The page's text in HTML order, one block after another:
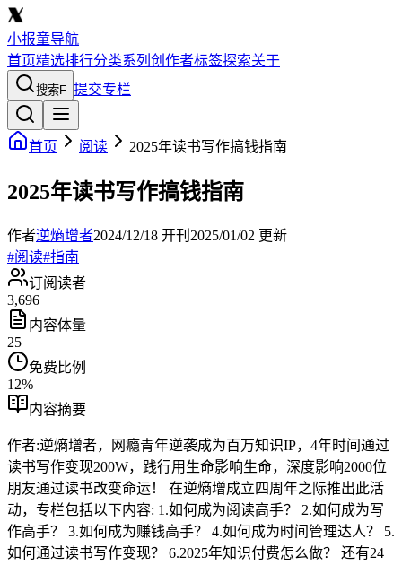
小报童导航
首页精选排行分类系列 创作者标签探索关于
搜索F 提交专栏
首页 阅读 2025年读书写作搞钱指南
2025年读书写作搞钱指南
作者逆熵增者2024/12/18 开刊 2025/01/02 更新
#阅读#指南
订阅读者
3,696
内容体量
25
免费比例
12%
内容摘要
作者:逆熵增者，网瘾青年逆袭成为百万知识IP，4年时间通过
读书写作变现200W，践行用生命影响生命，深度影响2000位
朋友通过读书改变命运！ 在逆熵增成立四周年之际推出此活
动，专栏包括以下内容: 1.如何成为阅读高手？ 2.如何成为写
作高手？ 3.如何成为赚钱高手？ 4.如何成为时间管理达人？ 5.
如何通过读书写作变现？ 6.2025年知识付费怎么做？ 还有24